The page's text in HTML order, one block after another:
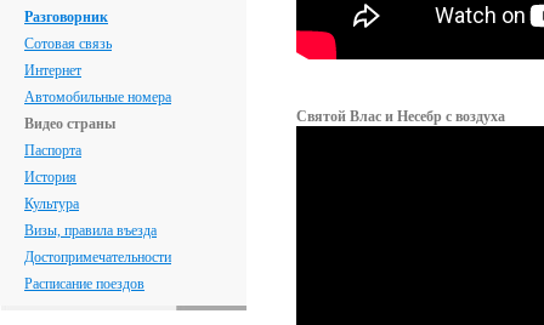
Разговорник
Сотовая связь
Интернет
Автомобильные номера
Видео страны
Паспорта
История
Культура
Визы, правила въезда
Достопримечательности
Расписание поездов
Святой Влас и Несебр с воздуха